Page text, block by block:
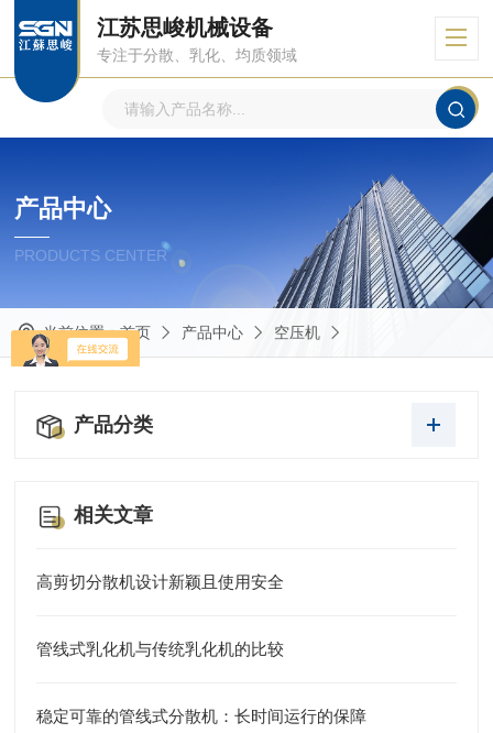
江苏思峻机械设备
专注于分散、乳化、均质领域
产品中心
PRODUCTS CENTER
当前位置：首页 产品中心 空压机
产品分类
相关文章
高剪切分散机设计新颖且使用安全
管线式乳化机与传统乳化机的比较
稳定可靠的管线式分散机：长时间运行的保障